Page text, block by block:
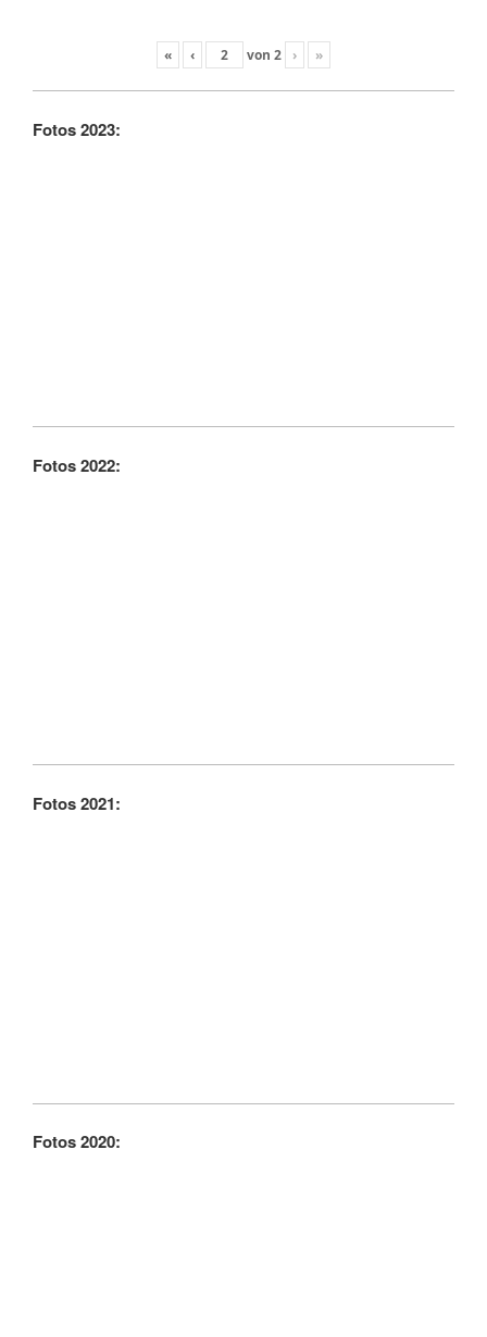
« ‹ von 2 › »
Fotos 2023:
Fotos 2022:
Fotos 2021:
Fotos 2020: